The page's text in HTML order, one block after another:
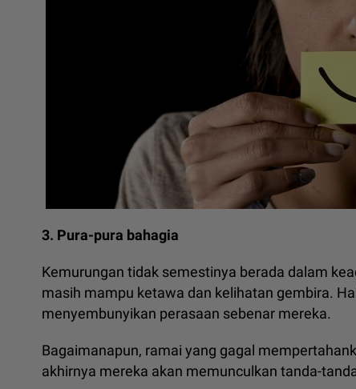
3. Pura-pura bahagia
Kemurungan tidak semestinya berada dalam
masih mampu ketawa dan kelihatan gembira.
menyembunyikan perasaan sebenar mereka.
Bagaimanapun, ramai yang gagal
akhirnya mereka akan memunculkan tanda-